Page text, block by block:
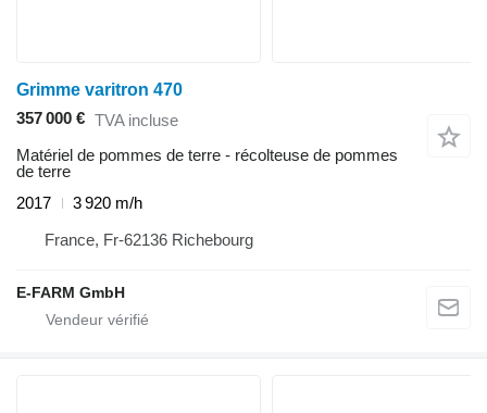
Grimme varitron 470
357 000 € TVA incluse
Matériel de pommes de terre - récolteuse de pommes
de terre
2017
3 920 m/h
France, Fr-62136 Richebourg
E-FARM GmbH